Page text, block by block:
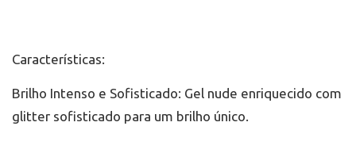
Características:
Brilho Intenso e Sofisticado: Gel nude enriquecido com
glitter sofisticado para um brilho único.